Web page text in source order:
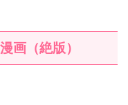
画（絶版）